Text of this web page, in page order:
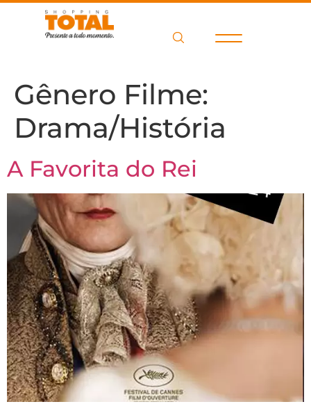
Gênero Filme:
Drama/História
A Favorita do Rei